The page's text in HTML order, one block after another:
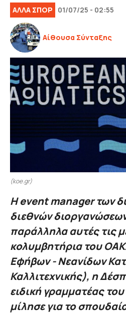
ΑΛΛΑ ΣΠΟΡ 01/07/25 - 02:55
Αίθουσα Σύνταξης
(koe.gr)
Η event manager των
διεθνών
παράλληλα αυτές τις
κολυμβητήρια του
Εφήβων - Νεανίδων
Καλλιτεχνικής), η
ειδική γραμματέας
μίλησε για το